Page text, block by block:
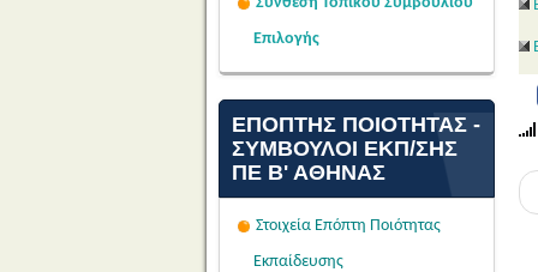
Επιλογής
ΕΠΌΠΤΗΣ ΠΟΙΌΤΗΤΑΣ -
ΣΎΜΒΟΥΛΟΙ ΕΚΠ/ΣΗΣ
ΠΕ Β' ΑΘΉΝΑΣ
Στοιχεία Επόπτη Ποιότητας
Εκπαίδευσης